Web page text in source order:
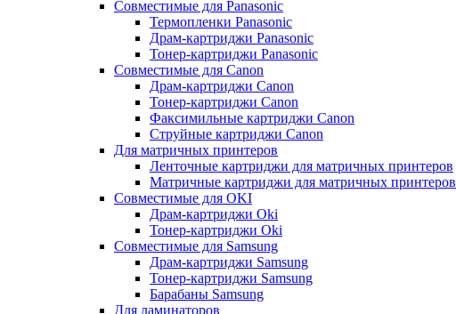
Совместимые для Panasonic
Термопленки Panasonic
Драм-картриджи Panasonic
Тонер-картриджи Panasonic
Совместимые для Canon
Драм-картриджи Canon
Тонер-картриджи Canon
Факсимильные картриджи Canon
Струйные картриджи Canon
Для матричных принтеров
Ленточные картриджи для матричных принтеров
Матричные картриджи для матричных принтеров
Совместимые для OKI
Драм-картриджи Oki
Тонер-картриджи Oki
Совместимые для Samsung
Драм-картриджи Samsung
Тонер-картриджи Samsung
Барабаны Samsung
Для ламинаторов